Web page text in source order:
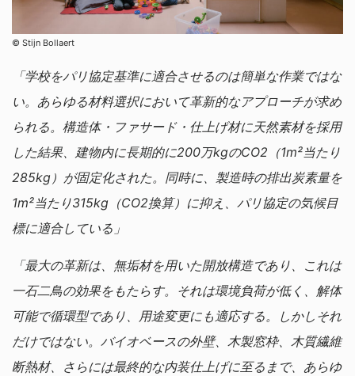
©︎ Stijn Bollaert
「学校をパリ協定基準に適合させるのは簡単な作業ではな
い。あらゆる材料選択において革新的なアプローチが求め
られる。構造体・ファサード・仕上げ材に天然素材を採用
した結果、建物内に長期的に200万kgのCO2（1m²当たり
285kg）が固定化された。同時に、製造時の排出炭素量を
1m²当たり315kg（CO2換算）に抑え、パリ協定の気候目
標に適合している」
「最大の革新は、無垢材を用いた開放構造であり、これは
一石二鳥の効果をもたらす。それは環境負荷が低く、解体
可能で循環型であり、用途変更にも適応する。しかしそれ
だけではない。バイオベースの外壁、木製窓枠、木質繊維
断熱材、さらには最終的な内装仕上げに至るまで、あらゆ